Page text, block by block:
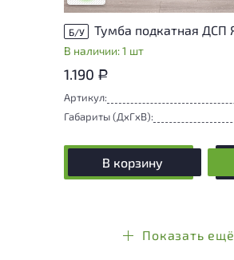
Б/У
В наличии: 1 шт
1.190 Р
Артикул:
Габариты (ДxГxВ):
В корзину
Показать ещё